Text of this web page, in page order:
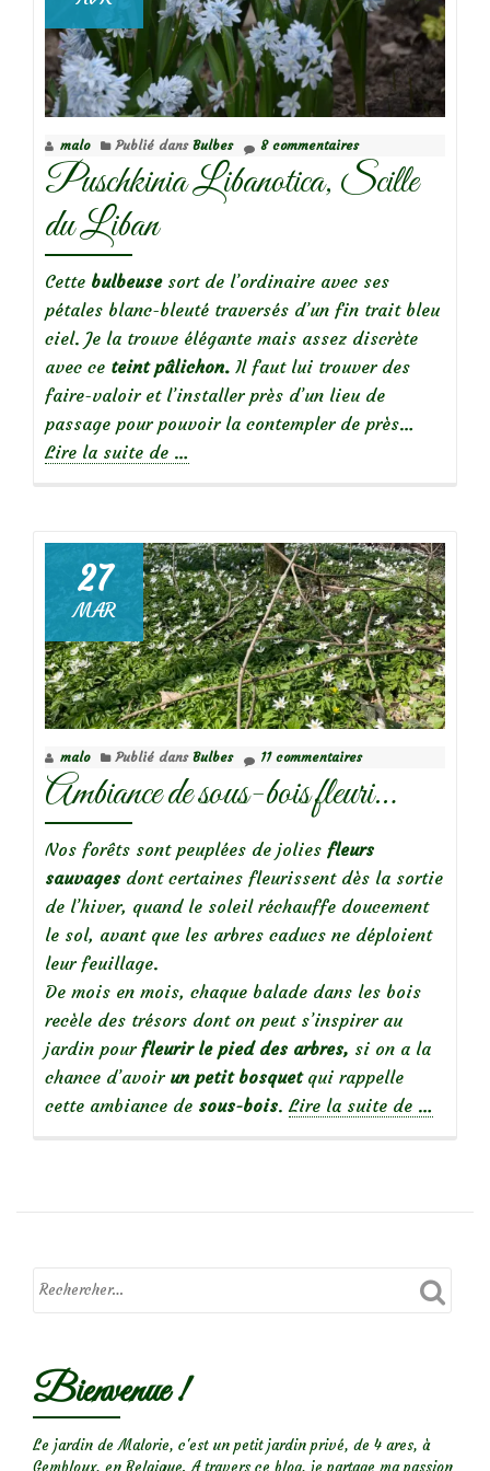
malo Publié dans Bulbes 8 commentaires
Puschkinia Libanotica, Scille
du Liban
Cette bulbeusesort de l’ordinaire avec ses
pétales blanc-bleuté traversés d’un fin trait bleu
ciel. Je la trouve élégante mais assez discrète
avec ce teint pâlichon. Il faut lui trouver des
faire-valoir et l’installer près d’un lieu de
passage pour pouvoir la contempler de près…
Lire la suite de
Scille
du
Liban
…
27
MAR
malo Publié dans Bulbes 11 commentaires
Ambiance de sous-bois fleuri…
Nos forêts sont peuplées de jolies fleurs
sauvages dont certaines fleurissent dès la sortie
de l’hiver, quand le soleil réchauffe doucement
le sol, avant que les arbres caducs ne déploient
leur feuillage.
De mois en mois, chaque balade dans les bois
recèle des trésors dont on peut s’inspirer au
jardin pour fleurir le pied des arbres, si on a la
chance d’avoir un petit bosquetqui rappelle
cette ambiance de sous-bois. Lire la suite de à
sous-
fleuri…
…
Bienvenue !
Le jardin de Malorie, c'est un petit jardin privé, de 4 ares, à
Gembloux, en Belgique. A travers ce blog, je partage ma passion